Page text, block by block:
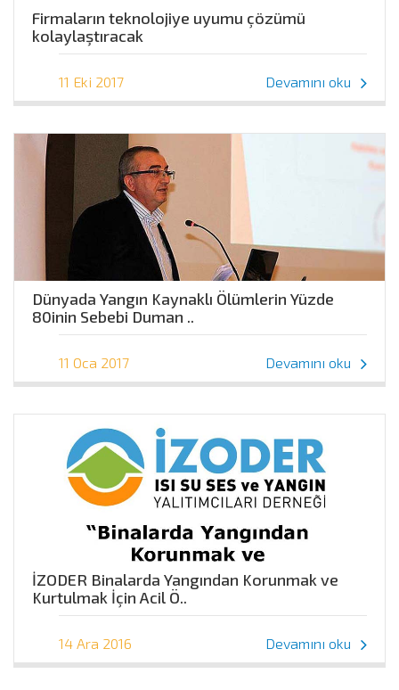
Firmaların teknolojiye uyumu çözümü
kolaylaştıracak
11 Eki 2017 Devamını oku
Dünyada Yangın Kaynaklı Ölümlerin Yüzde
80inin Sebebi Duman ..
11 Oca 2017 Devamını oku
İZODER Binalarda Yangından Korunmak ve
Kurtulmak İçin Acil Ö..
14 Ara 2016 Devamını oku